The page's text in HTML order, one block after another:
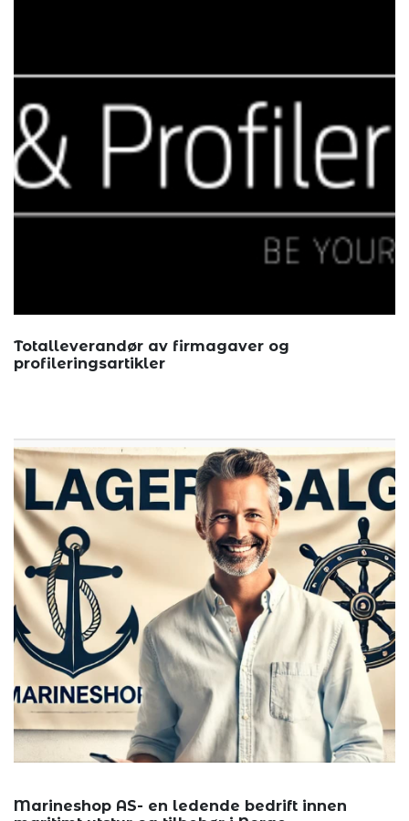
Totalleverandør av firmagaver og
profileringsartikler
Marineshop AS- en ledende bedrift innen